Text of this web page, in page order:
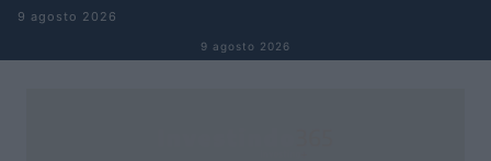
Pular para o conteúdo
9 agosto 2026
9 agosto 2026